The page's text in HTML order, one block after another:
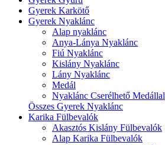
Gyerek Karkötő
Gyerek Nyaklánc
Alap nyaklánc
Anya-Lánya Nyaklánc
Fiú Nyaklánc
Kislány Nyaklánc
Lány Nyaklánc
Medál
Nyaklánc Cserélhető Medállal
Összes Gyerek Nyaklánc
Karika Fülbevalók
Akasztós Kislány Fülbevalók
Alap Karika Fülbevalók